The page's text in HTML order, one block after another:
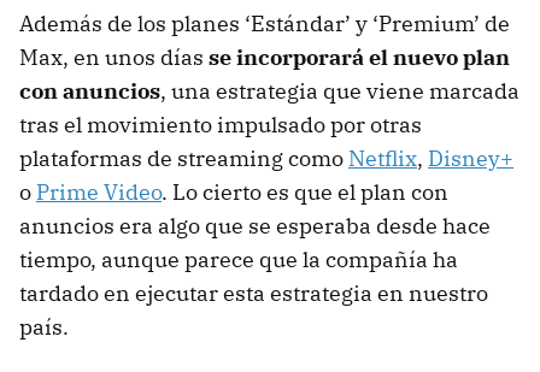
Además de los planes ‘Estándar’ y ‘Premium’ de
Max, en unos días se incorporará el nuevo plan
con anuncios, una estrategia que viene marcada
tras el movimiento impulsado por otras
plataformas de streaming como Netflix, Disney+
o Prime Video. Lo cierto es que el plan con
anuncios era algo que se esperaba desde hace
tiempo, aunque parece que la compañía ha
tardado en ejecutar esta estrategia en nuestro
país.